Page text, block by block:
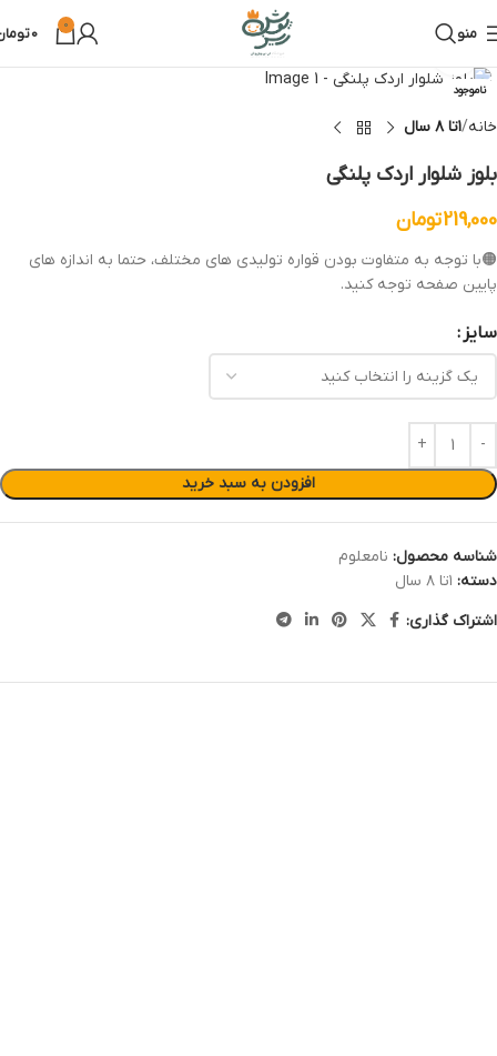
منو 0
0
ناموجود
خانه ۱تا ۸ سال
بلوز شلوار اردک پلنگی
219,000تومان
🟠با توجه به متفاوت بودن قواره تولیدی های مختلف، حتما به اندازه های
پایین صفحه توجه کنید.
سایز
افزودن به سبد خرید
شناسه محصول: نامعلوم
دسته: ۱تا ۸ سال
اشتراک گذاری: